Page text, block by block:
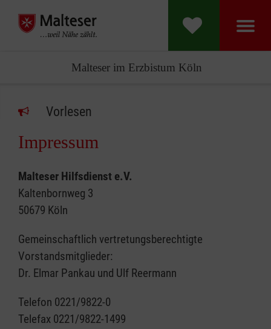
Malteser im Erzbistum Köln
Vorlesen
Impressum
Malteser Hilfsdienst e.V.
Kaltenbornweg 3
50679 Köln
Gemeinschaftlich vertretungsberechtigte
Vorstandsmitglieder:
Dr. Elmar Pankau und Ulf Reermann
Telefon 0221/9822-0
Telefax 0221/9822-1499